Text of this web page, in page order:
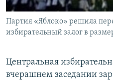
Партия «Яблоко» решила
избирательный залог в
Центральная
вчерашнем заседании